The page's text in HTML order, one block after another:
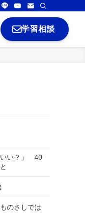
学習相談
いい？」 40
のさしでは